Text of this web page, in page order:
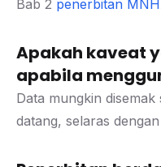
Bab 2 penerbitan
Apakah kaveat
apabila
Data mungkin
datang, selaras